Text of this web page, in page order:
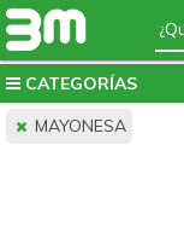
CATEGORÍAS
MAYONESA